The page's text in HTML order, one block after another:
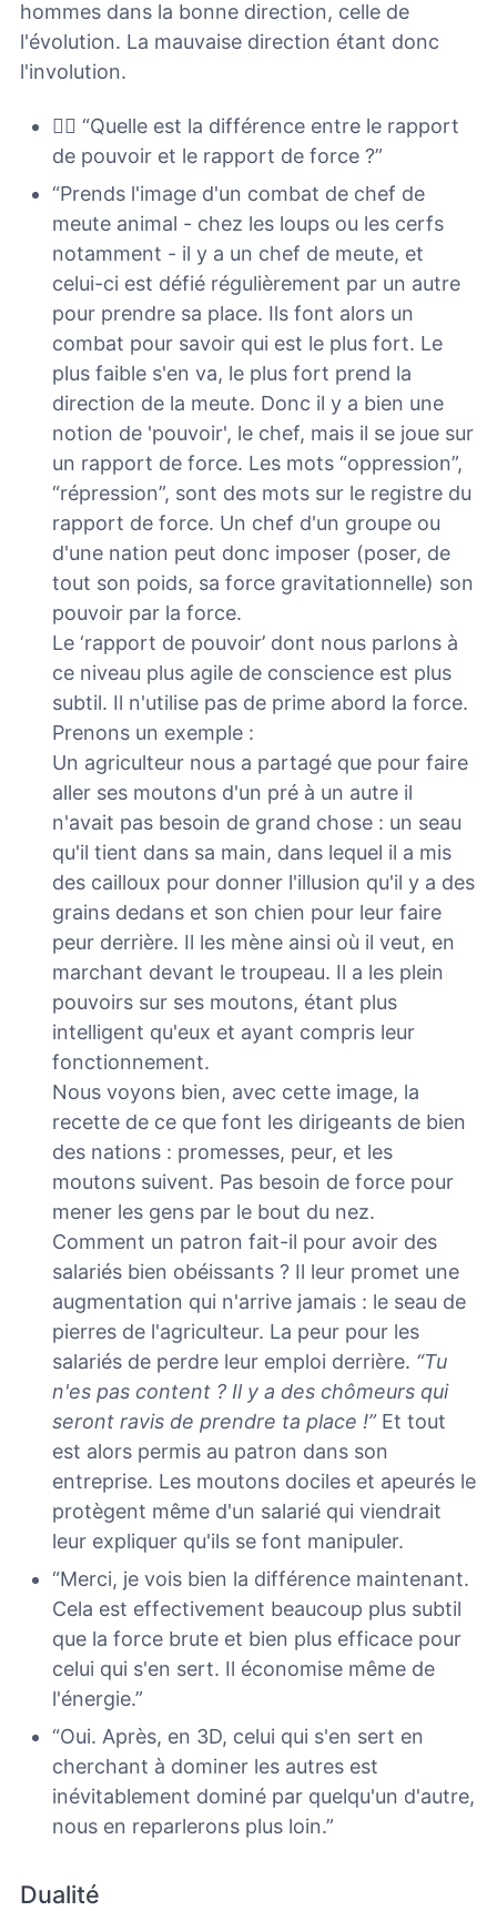
hommes dans la bonne direction, celle de
l'évolution. La mauvaise direction étant donc
l'involution.
🙋‍♀️ “Quelle est la différence entre le rapport
de pouvoir et le rapport de force ?”
“Prends l'image d'un combat de chef de
meute animal - chez les loups ou les cerfs
notamment - il y a un chef de meute, et
celui-ci est défié régulièrement par un autre
pour prendre sa place. Ils font alors un
combat pour savoir qui est le plus fort. Le
plus faible s'en va, le plus fort prend la
direction de la meute. Donc il y a bien une
notion de 'pouvoir', le chef, mais il se joue sur
un rapport de force. Les mots “oppression”,
“répression”, sont des mots sur le registre du
rapport de force. Un chef d'un groupe ou
d'une nation peut donc imposer (poser, de
tout son poids, sa force gravitationnelle) son
pouvoir par la force.
Le ‘rapport de pouvoir’ dont nous parlons à
ce niveau plus agile de conscience est plus
subtil. Il n'utilise pas de prime abord la force.
Prenons un exemple :
Un agriculteur nous a partagé que pour faire
aller ses moutons d'un pré à un autre il
n'avait pas besoin de grand chose : un seau
qu'il tient dans sa main, dans lequel il a mis
des cailloux pour donner l'illusion qu'il y a des
grains dedans et son chien pour leur faire
peur derrière. Il les mène ainsi où il veut, en
marchant devant le troupeau. Il a les plein
pouvoirs sur ses moutons, étant plus
intelligent qu'eux et ayant compris leur
fonctionnement.
Nous voyons bien, avec cette image, la
recette de ce que font les dirigeants de bien
des nations : promesses, peur, et les
moutons suivent. Pas besoin de force pour
mener les gens par le bout du nez.
Comment un patron fait-il pour avoir des
salariés bien obéissants ? Il leur promet une
augmentation qui n'arrive jamais : le seau de
pierres de l'agriculteur. La peur pour les
salariés de perdre leur emploi derrière. “Tu
n'es pas content ? Il y a des chômeurs qui
seront ravis de prendre ta place !”Et tout
est alors permis au patron dans son
entreprise. Les moutons dociles et apeurés le
protègent même d'un salarié qui viendrait
leur expliquer qu'ils se font manipuler.
“Merci, je vois bien la différence maintenant.
Cela est effectivement beaucoup plus subtil
que la force brute et bien plus efficace pour
celui qui s'en sert. Il économise même de
l'énergie.”
“Oui. Après, en 3D, celui qui s'en sert en
cherchant à dominer les autres est
inévitablement dominé par quelqu'un d'autre,
nous en reparlerons plus loin.”
Dualité